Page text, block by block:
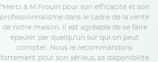
"Merci à M Frouin pour son efficacité et son
professionnalisme dans le cadre de la vente
de notre maison. Il est agréable de se faire
épauler par quelqu’un sur qui on peut
compter. Nous le recommandons
fortement pour son sérieux, sa disponibilité